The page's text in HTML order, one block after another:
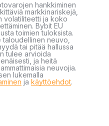
hankkiminen
markkinariskejä,
volatiliteetti ja koko
Bybit EU
toimien tuloksista.
neuvo,
tai pitää hallussa
tulee arvioida
ja heitä
neuvojia.
lukemalla
ja käyttöehdot.